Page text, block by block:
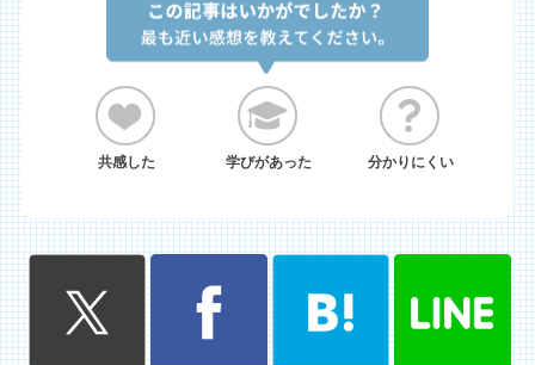
共感した 学びがあった 分かりにくい